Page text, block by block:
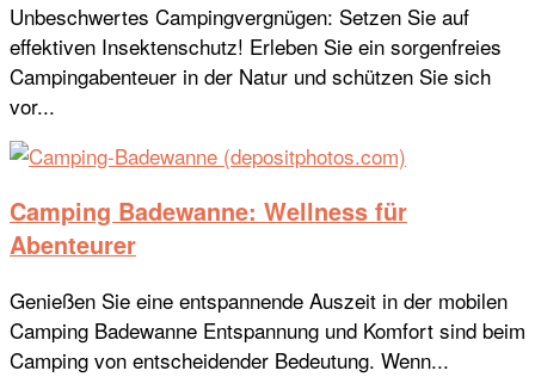
Unbeschwertes Campingvergnügen: Setzen Sie auf
effektiven Insektenschutz! Erleben Sie ein sorgenfreies
Campingabenteuer in der Natur und schützen Sie sich
vor...
Camping Badewanne: Wellness für
Abenteurer
Genießen Sie eine entspannende Auszeit in der mobilen
Camping Badewanne Entspannung und Komfort sind beim
Camping von entscheidender Bedeutung. Wenn...